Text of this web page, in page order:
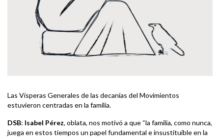
Las Vísperas Generales de las decanías del Movimientos
estuvieron centradas en la familia.
DSB: Isabel Pérez, oblata, nos motivó a que “la familia, como nunca,
juega en estos tiempos un papel fundamental e insustituible en la